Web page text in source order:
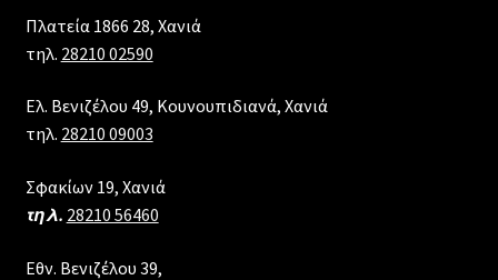
Πλατεία 1866 28, Xανιά
τηλ. 28210 02590
Ελ. Βενιζέλου 49, Κουνουπιδιανά, Χανιά
τηλ. 28210 09003
Σφακίων 19, Χανιά
τηλ. 28210 56460
Εθν. Βενιζέλου 39,